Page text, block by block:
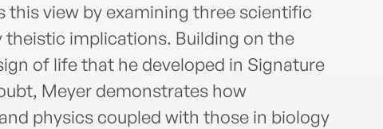
this view by examining three scientific
implications. Building on the
of life that he developed in Signature
Meyer demonstrates how
physics coupled with those in biology